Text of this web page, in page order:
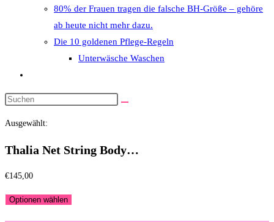
80% der Frauen tragen die falsche BH-Größe – gehöre
ab heute nicht mehr dazu.
Die 10 goldenen Pflege-Regeln
Unterwäsche Waschen
umschalten
Diese
durchsuchen
Ausgewählt:
Thalia Net String Body…
€145,00
Optionen wählen